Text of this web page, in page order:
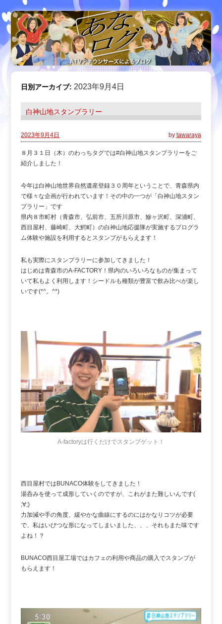
日別アーカイブ:2023年9月4日
白神山地スタンプラリー
2023年9月4日 by tawaraya
８月３１日（木）のわっちタグでは#白神山地スタンプラリーをご
紹介しました！
今年は白神山地世界自然遺産登録３０周年ということで、青森県内
で様々な企画が行われています！その中の一つが「白神山地スタン
プラリー」です
県内８市町村（青森市、弘前市、五所川原市、鰺ヶ沢町、深浦町、
西目屋村、藤崎町、大鰐町）の白神山地応援隊が実施するプログラ
ム体験や施設を利用するとスタンプがもらえます！
私も実際にスタンプラリーに参加してきました！
はじめは青森市のA-FACTORY！県内のいろいろなものが集まって
いて私もよく利用します！シードルも種類が豊富で飲み比べが楽し
いです(*^。^*)
A-factoryは行くだけでスタンプゲット！
西目屋村ではBUNACO体験をしてきました！
湯呑みを使って成形していくのですが、これがまた難しいんです(
;∀;)
力加減や手の角度、緩やかな曲線にするのにはかなりコツが必要
で、私はいびつな形になってしまいました、、、それもまた味です
よね！？
BUNACO西目屋工場ではカフェの利用や商品の購入でスタンプが
もらえます！